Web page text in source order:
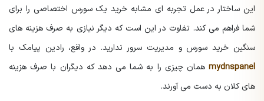
این ساختار در عمل تجربه ای مشابه خرید یک سورس اختصاصی را برای
شما فراهم می کند. تفاوت در این است که دیگر نیازی به صرف هزینه های
سنگین خرید سورس و مدیریت سرور ندارید. در واقع، رادین پیامک با
mydnspanel همان چیزی را به شما می دهد که دیگران با صرف هزینه
های کلان به دست می آورند.